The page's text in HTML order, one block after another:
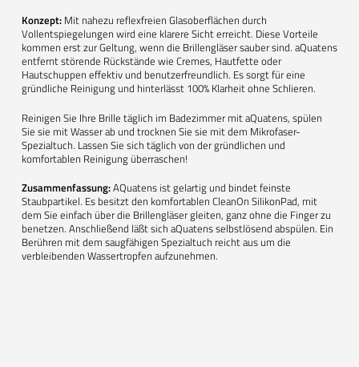
Konzept:Mit nahezu reflexfreien Glasoberflächen durch
Vollentspiegelungen wird eine klarere Sicht erreicht. Diese Vorteile
kommen erst zur Geltung, wenn die Brillengläser sauber sind. aQuatens
entfernt störende Rückstände wie Cremes, Hautfette oder
Hautschuppen effektiv und benutzerfreundlich. Es sorgt für eine
gründliche Reinigung und hinterlässt 100% Klarheit ohne Schlieren.
Reinigen Sie Ihre Brille täglich im Badezimmer mit aQuatens, spülen
Sie sie mit Wasser ab und trocknen Sie sie mit dem Mikrofaser-
Spezialtuch. Lassen Sie sich täglich von der gründlichen und
komfortablen Reinigung überraschen!
Zusammenfassung:AQuatens ist gelartig und bindet feinste
Staubpartikel. Es besitzt den komfortablen CleanOn SilikonPad, mit
dem Sie einfach über die Brillengläser gleiten, ganz ohne die Finger zu
benetzen. Anschließend läßt sich aQuatens selbstlösend abspülen. Ein
Berühren mit dem saugfähigen Spezialtuch reicht aus um die
verbleibenden Wassertropfen aufzunehmen.